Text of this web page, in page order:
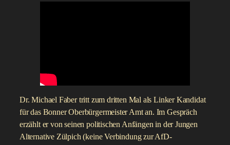
Dr. Michael Faber tritt zum dritten Mal als Linker Kandidat
für das Bonner Oberbürgermeister Amt an. Im Gespräch
erzählt er von seinen politischen Anfängen in der Jungen
Alternative Zülpich (keine Verbindung zur AfD-